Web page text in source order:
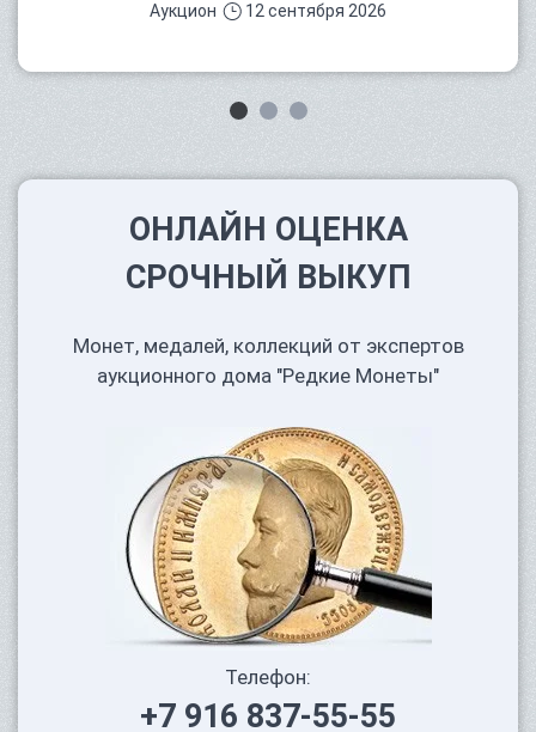
Аукцион 12 сентября 2026
ОНЛАЙН ОЦЕНКА
СРОЧНЫЙ ВЫКУП
Монет, медалей, коллекций от экспертов
аукционного дома "Редкие Монеты"
Телефон:
+7 916 837-55-55